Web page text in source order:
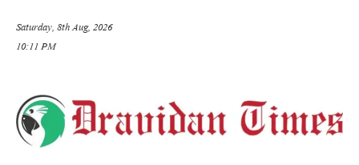
Saturday, 8th Aug, 2026
10:11 PM